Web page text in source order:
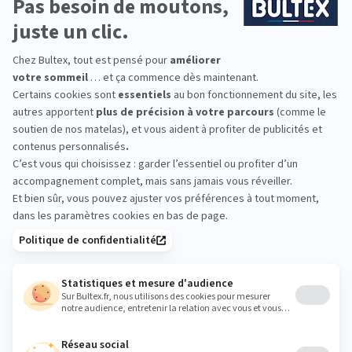
Nous répondons àtoutes vos questions
En quoi consiste le service 101 nuits d'essai ?
Quel matelas Bultex choisir ?
Pourquoi dormons-nous +21 minutes avec Bultex ?
La hauteur du matelas influence t'elle la qualité ?
CONSULTER LA FAQ